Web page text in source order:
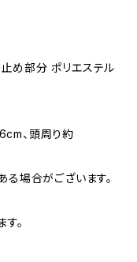
め部分 ポリエステル
、頭周り約
場合がございます。
。